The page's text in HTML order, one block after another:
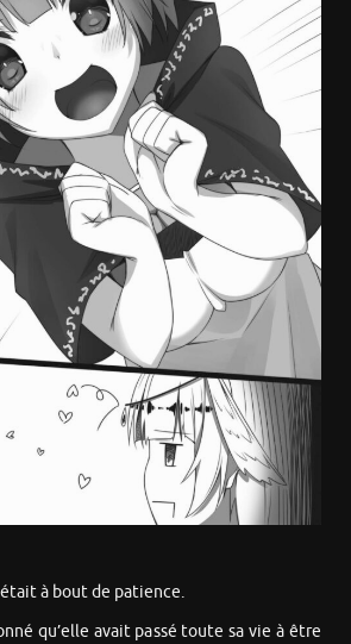
à bout de patience.
qu’elle avait passé toute sa vie à être